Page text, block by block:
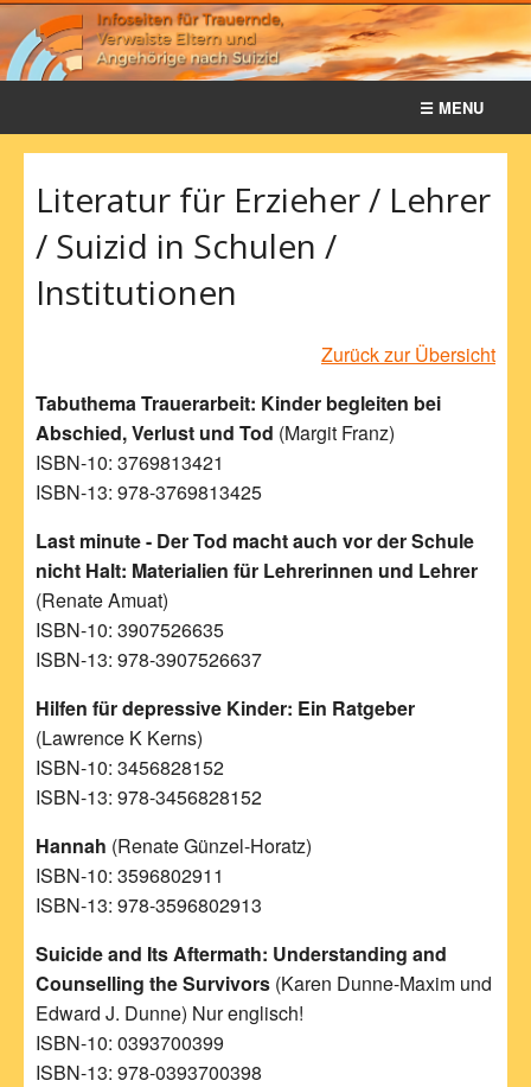
☰ MENU
Home
Notfall
Termine
Presse
Literatur für Erzieher / Lehrer
/ Suizid in Schulen /
Institutionen
Zurück zur Übersicht
Tabuthema Trauerarbeit: Kinder begleiten bei
Abschied, Verlust und Tod (Margit Franz)
ISBN-10: 3769813421
ISBN-13: 978-3769813425
Last minute - Der Tod macht auch vor der Schule
nicht Halt: Materialien für Lehrerinnen und Lehrer
(Renate Amuat)
ISBN-10: 3907526635
ISBN-13: 978-3907526637
Hilfen für depressive Kinder: Ein Ratgeber
(Lawrence K Kerns)
ISBN-10: 3456828152
ISBN-13: 978-3456828152
Hannah (Renate Günzel-Horatz)
ISBN-10: 3596802911
ISBN-13: 978-3596802913
Suicide and Its Aftermath: Understanding and
Counselling the Survivors (Karen Dunne-Maxim und
Edward J. Dunne) Nur englisch!
ISBN-10: 0393700399
ISBN-13: 978-0393700398